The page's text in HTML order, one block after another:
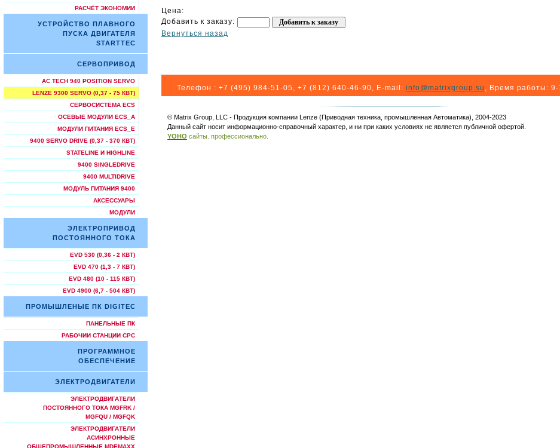
РАСЧЁТ ЭКОНОМИИ
УСТРОЙСТВО ПЛАВНОГО
ПУСКА ДВИГАТЕЛЯ
STARTTEC
СЕРВОПРИВОД
AC TECH 940 POSITION SERVO
LENZE 9300 SERVO (0,37 - 75 КВТ)
СЕРВОСИСТЕМА ECS
ОСЕВЫЕ МОДУЛИ ECS_A
МОДУЛИ ПИТАНИЯ ECS_E
9400 SERVO DRIVE (0,37 - 370 КВТ)
STATELINE И HIGHLINE
9400 SINGLEDRIVE
9400 MULTIDRIVE
МОДУЛЬ ПИТАНИЯ 9400
АКСЕССУАРЫ
МОДУЛИ
ЭЛЕКТРОПРИВОД
ПОСТОЯННОГО ТОКА
EVD 530 (0,36 - 2 КВТ)
EVD 470 (1,3 - 7 КВТ)
EVD 480 (10 - 115 КВТ)
EVD 4900 (6,7 - 504 КВТ)
ПРОМЫШЛЕНЫЕ ПК DIGITEC
ПАНЕЛЬНЫЕ ПК
РАБОЧИИ СТАНЦИИ СРС
ПРОГРАММНОЕ
ОБЕСПЕЧЕНИЕ
ЭЛЕКТРОДВИГАТЕЛИ
ЭЛЕКТРОДВИГАТЕЛИ
ПОСТОЯННОГО ТОКА MGFRK /
MGFQU / MGFQK
ЭЛЕКТРОДВИГАТЕЛИ
АСИНХРОННЫЕ
ОБЩЕПРОМЫШЛЕННЫЕ MDEMAXX
Цена:
Добавить к заказу:
Вернуться назад
Телефон : +7 (495) 984-51-05, +7 (812) 640-46-90 , E-mail: info@matrixgroup.su , Время работы: 9-
© Matrix Group, LLC - Продукция компании Lenze (Приводная техника, промышленная Автоматика), 2004-2023
Данный сайт носит информационно-справочный характер, и ни при каких условиях не является публичной офертой.
YOHO сайты. профессионально.